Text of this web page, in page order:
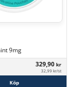
9mg
329,90 kr
32,99 kr/st
Köp